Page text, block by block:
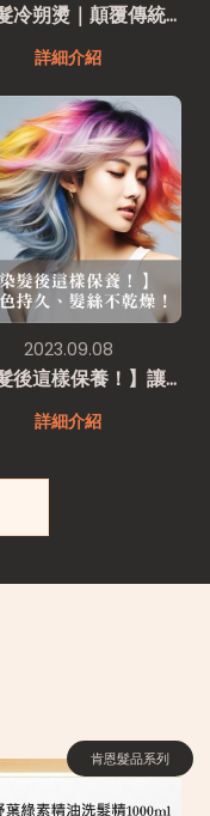
【魔髮冷朔燙｜顛覆傳統燙髮】
詳細介紹
2023.09.08
【染髮後這樣保養！】讓髮色持久、髮絲不乾燥！
詳細介紹
肯恩髮品系列